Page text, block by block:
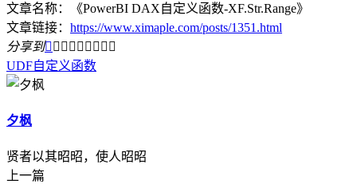
文章名称：《PowerBI DAX自定义函数-XF.Str.Range》
文章链接： https://www.ximaple.com/posts/1351.html
分享到        
UDF自定义函数
夕枫
贤者以其昭昭，使人昭昭
上一篇